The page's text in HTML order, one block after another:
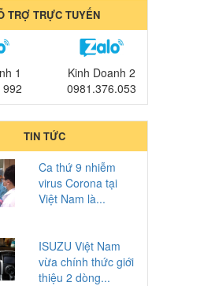
TRỢ TRỰC TUYẾN
1
Kinh Doanh 2
0981.376.053
TIN TỨC
Ca thứ 9 nhiễm
virus Corona tại
Việt Nam là...
ISUZU Việt Nam
vừa chính thức giới
thiệu 2 dòng...